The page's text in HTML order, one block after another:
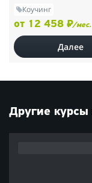
Коучинг
от 12 458 ₽/мес.
Далее
Другие курсы